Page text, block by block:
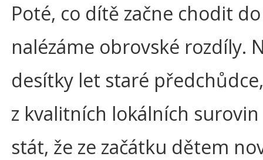
Poté, co dítě začne chodit
nalézáme obrovské rozdíly.
desítky let staré
z kvalitních lokálních
stát, že ze začátku dětem